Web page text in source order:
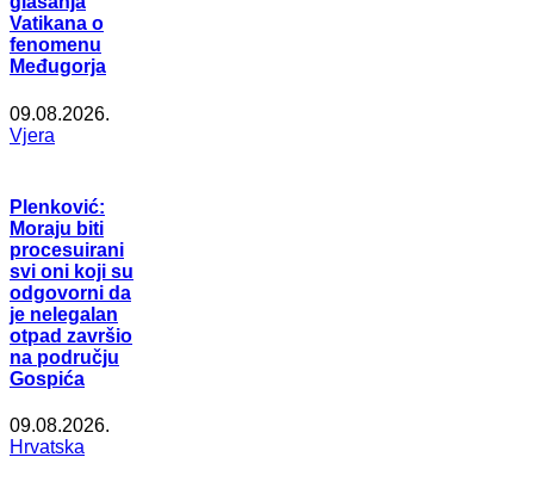
Vatikana o
fenomenu
Međugorja
09.08.2026.
Vjera
Plenković:
Moraju biti
procesuirani
svi oni koji su
odgovorni da
je nelegalan
otpad završio
na području
Gospića
09.08.2026.
Hrvatska